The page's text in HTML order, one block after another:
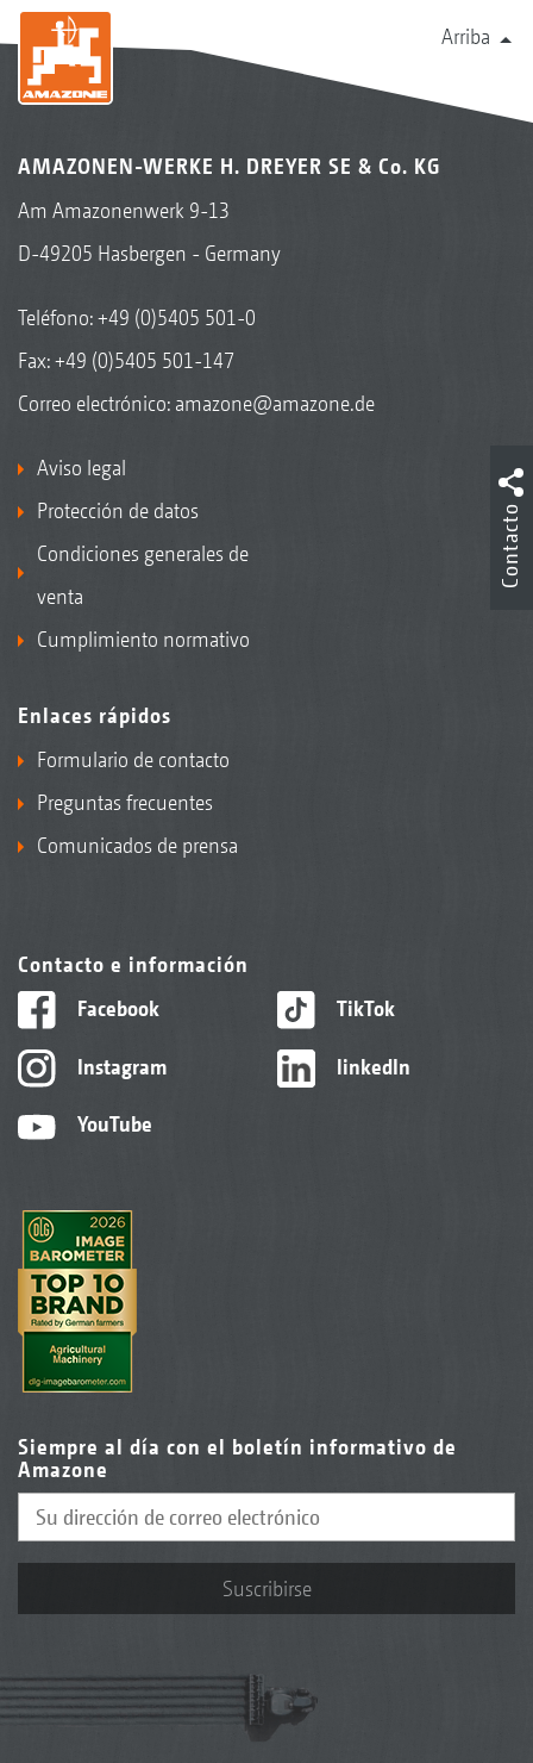
Arriba
AMAZONEN-WERKE H. DREYER SE & Co. KG
Am Amazonenwerk 9-13
D-49205 Hasbergen - Germany
Teléfono:+49 (0)5405 501-0
Fax: +49 (0)5405 501-147
Correo electrónico: amazone@amazone.de
Aviso legal
Protección de datos
Condiciones generales de
venta
Cumplimiento normativo
Enlaces rápidos
Formulario de contacto
Preguntas frecuentes
Comunicados de prensa
Contacto e información
Facebook
Instagram
YouTube
TikTok
linkedIn
Siempre al día con el boletín informativo de
Amazone
Suscribirse
Contacto